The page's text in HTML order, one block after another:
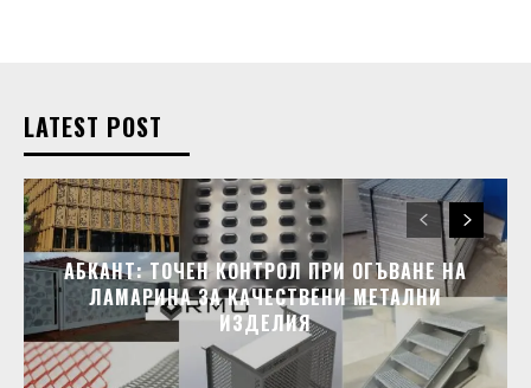
LATEST POST
АБКАНТ: ТОЧЕН КОНТРОЛ ПРИ ОГЪВАНЕ НА
ЛАМАРИНА ЗА КАЧЕСТВЕНИ МЕТАЛНИ
ИЗДЕЛИЯ